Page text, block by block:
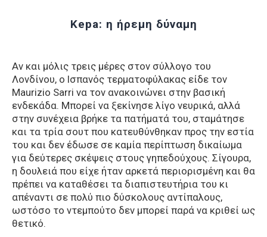
Kepa: η ήρεμη δύναμη
Αν και μόλις τρεις μέρες στον σύλλογο του
Λονδίνου, ο Ισπανός τερματοφύλακας είδε τον
Maurizio Sarri να τον ανακοινώνει στην βασική
ενδεκάδα. Μπορεί να ξεκίνησε λίγο νευρικά, αλλά
στην συνέχεια βρήκε τα πατήματά του, σταμάτησε
και τα τρία σουτ που κατευθύνθηκαν προς την εστία
του και δεν έδωσε σε καμία περίπτωση δικαίωμα
για δεύτερες σκέψεις στους γηπεδούχους. Σίγουρα,
η δουλειά που είχε ήταν αρκετά περιορισμένη και θα
πρέπει να καταθέσει τα διαπιστευτήρια του κι
απέναντι σε πολύ πιο δύσκολους αντίπαλους,
ωστόσο το ντεμπούτο δεν μπορεί παρά να κριθεί ως
θετικό.